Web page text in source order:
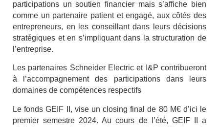
participations un soutien financier mais s’affiche bien
comme un partenaire patient et engagé, aux côtés des
entrepreneurs, en les conseillant dans leurs décisions
stratégiques et en s’impliquant dans la structuration de
l’entreprise.
Les partenaires Schneider Electric et I&P contribueront
à l’accompagnement des participations dans leurs
domaines de compétences respectifs
Le fonds GEIF II, vise un closing final de 80 M€ d’ici le
premier semestre 2024. Au cours de l’été, GEIF II a